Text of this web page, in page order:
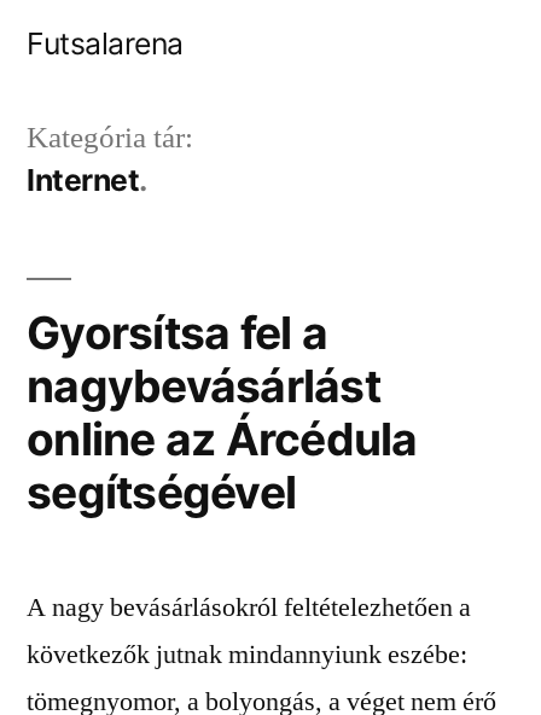
Futsalarena
Kategória tár:
Internet
Gyorsítsa fel a
nagybevásárlást
online az Árcédula
segítségével
A nagy bevásárlásokról feltételezhetően a
következők jutnak mindannyiunk eszébe:
tömegnyomor, a bolyongás, a véget nem érő